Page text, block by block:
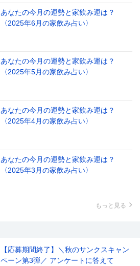
あなたの今月の運勢と家飲み運は？
〈2025年6月の家飲み占い〉
あなたの今月の運勢と家飲み運は？
〈2025年5月の家飲み占い〉
あなたの今月の運勢と家飲み運は？
〈2025年4月の家飲み占い〉
あなたの今月の運勢と家飲み運は？
〈2025年3月の家飲み占い〉
もっと見る
【応募期間終了】＼秋のサンクスキャン
ペーン第3弾／ アンケートに答えて